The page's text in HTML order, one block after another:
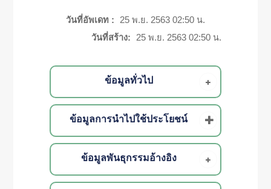
วันที่อัพเดท :
25 พ.ย. 2563 02:50 น.
วันที่สร้าง:
25 พ.ย. 2563 02:50 น.
ข้อมูลทั่วไป
ข้อมูลการนำไปใช้ประโยชน์
ข้อมูลพันธุกรรมอ้างอิง